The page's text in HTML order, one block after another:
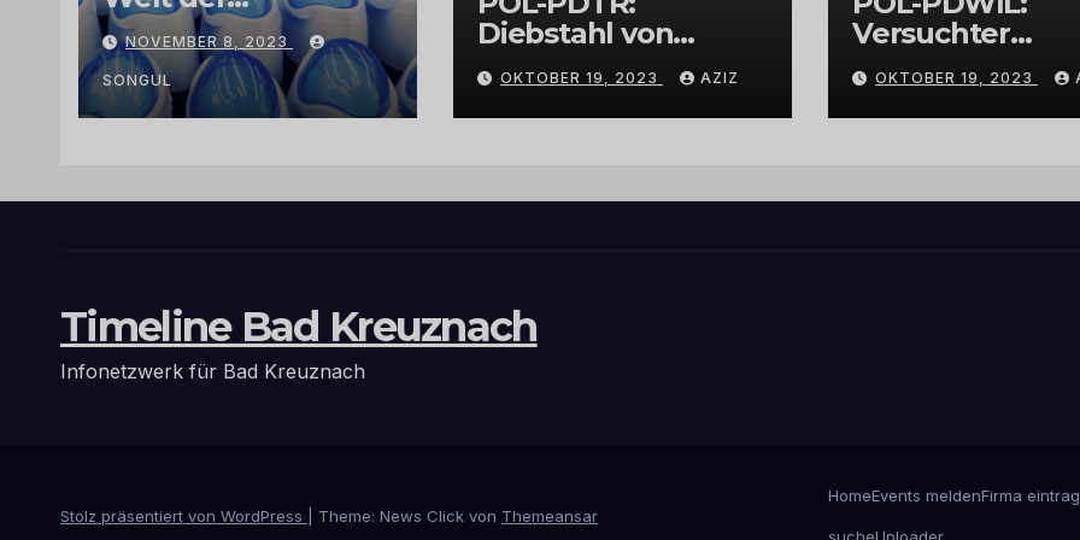
Exklusivität:
Arganöl,
Kaktusfeigenkernöl
und
vertrauenswürdige
NOVEMBER 8, 2023
SONGUL
Diebstahl von
Grabschmuck
OKTOBER 19, 2023 AZIZ
Versuchter
Einbruch im
Gewerbegebiet
Wittlich
OKTOBER 19, 2023
Timeline Bad Kreuznach
Infonetzwerk für Bad Kreuznach
Stolz präsentiert von WordPress Theme: News Click von Themeansar
HomeEvents meldenFirma